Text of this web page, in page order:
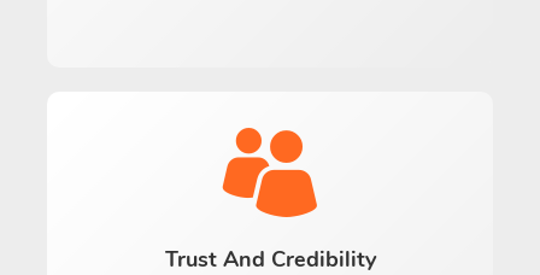
Trust And Credibility